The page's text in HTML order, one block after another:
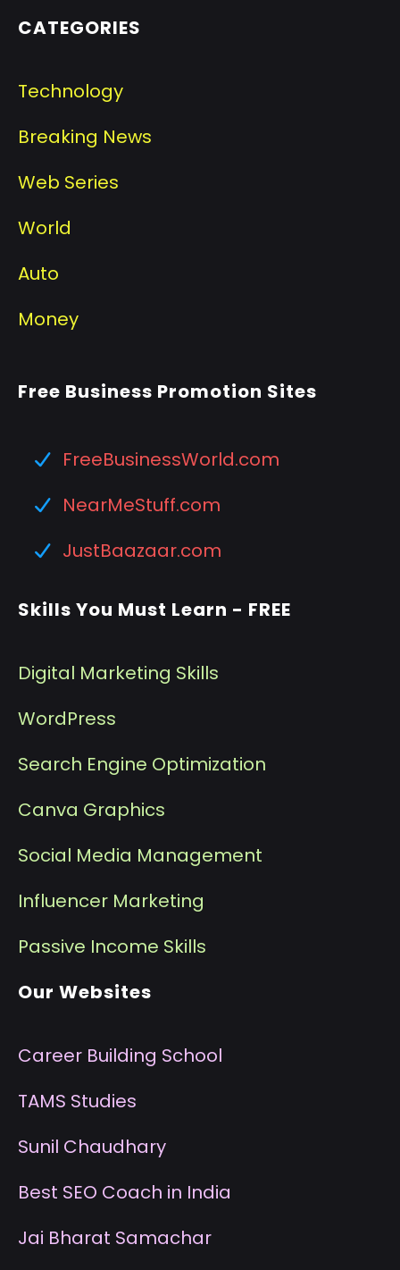
CATEGORIES
Technology
Breaking News
Web Series
World
Auto
Money
Free Business Promotion Sites
FreeBusinessWorld.com
NearMeStuff.com
JustBaazaar.com
Skills You Must Learn - FREE
Digital Marketing Skills
WordPress
Search Engine Optimization
Canva Graphics
Social Media Management
Influencer Marketing
Passive Income Skills
Our Websites
Career Building School
TAMS Studies
Sunil Chaudhary
Best SEO Coach in India
Jai Bharat Samachar